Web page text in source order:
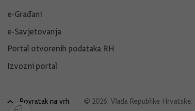
e-Građani
e-Savjetovanja
Portal otvorenih podataka RH
Izvozni portal
Povratak na vrh © 2026. Vlada Republike Hrvatske.